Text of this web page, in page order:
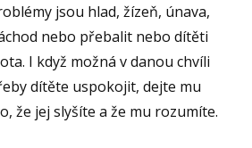
jsou hlad, žízeň, únava,
nebo přebalit nebo dítěti
I když možná v danou chvíli
dítěte uspokojit, dejte mu
že jej slyšíte a že mu rozumíte.